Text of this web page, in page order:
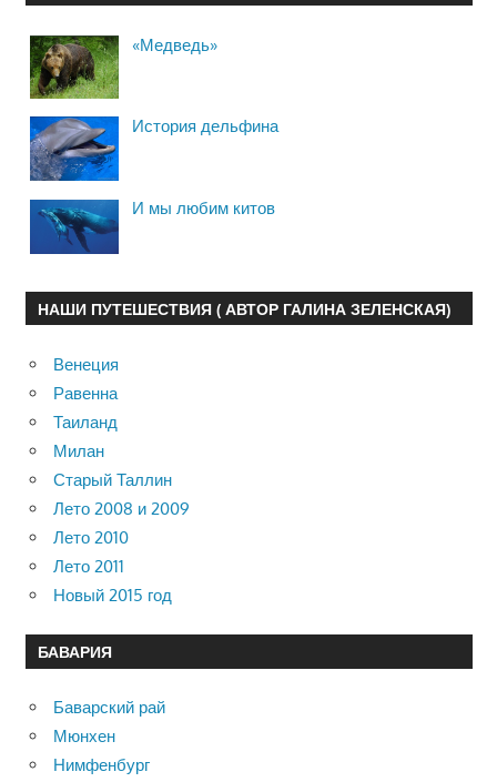
«Медведь»
История дельфина
И мы любим китов
НАШИ ПУТЕШЕСТВИЯ ( АВТОР ГАЛИНА ЗЕЛЕНСКАЯ)
Венеция
Равенна
Таиланд
Милан
Старый Таллин
Лето 2008 и 2009
Лето 2010
Лето 2011
Новый 2015 год
БАВАРИЯ
Баварский рай
Мюнхен
Нимфенбург